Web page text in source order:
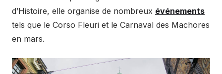
d’Histoire, elle organise de nombreux événements
tels que le Corso Fleuri et le Carnaval des Machores
en mars.